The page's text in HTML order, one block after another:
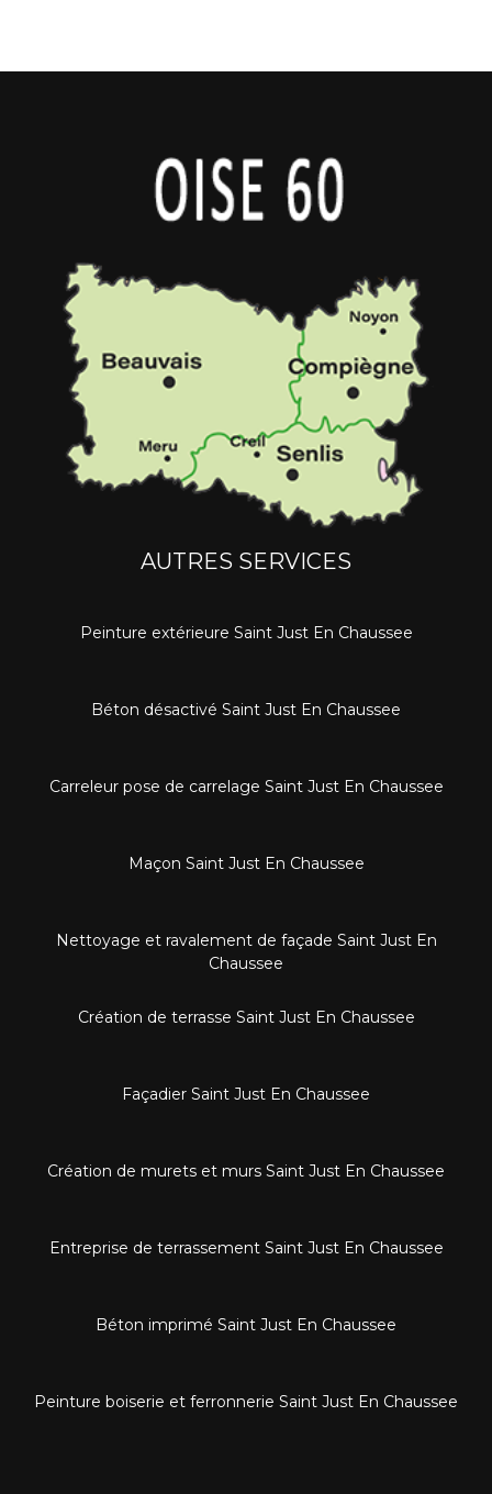
AUTRES SERVICES
Peinture extérieure Saint Just En Chaussee
Béton désactivé Saint Just En Chaussee
Carreleur pose de carrelage Saint Just En Chaussee
Maçon Saint Just En Chaussee
Nettoyage et ravalement de façade Saint Just En
Chaussee
Création de terrasse Saint Just En Chaussee
Façadier Saint Just En Chaussee
Création de murets et murs Saint Just En Chaussee
Entreprise de terrassement Saint Just En Chaussee
Béton imprimé Saint Just En Chaussee
Peinture boiserie et ferronnerie Saint Just En Chaussee